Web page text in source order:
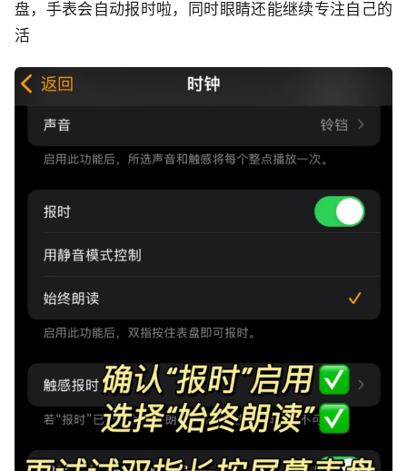
盘，手表会自动报时啦，同时眼睛还能继续专注自己的
活